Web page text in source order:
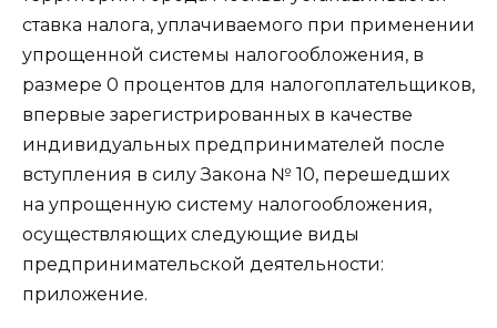
ставка налога, уплачиваемого при применении
упрощенной системы налогообложения, в
размере 0 процентов для налогоплательщиков,
впервые зарегистрированных в качестве
индивидуальных предпринимателей после
вступления в силу Закона № 10, перешедших
на упрощенную систему налогообложения,
осуществляющих следующие виды
предпринимательской деятельности:
приложение.